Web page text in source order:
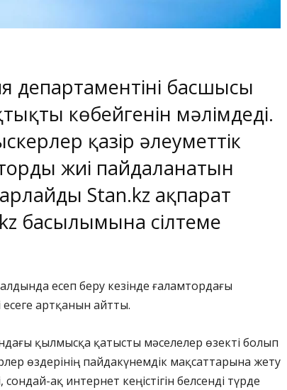
басшысы
көбейгенін мәлімдеді.
қазір әлеуметтік
жиі пайдаланатын
Stan.kz ақпарат
басылымына сілтеме
есеп беру кезінде ғаламтордағы
есеге артқанын айтты.
қылмысқа қатысты мәселелер өзекті болып
өздерінің пайдакүнемдік мақсаттарына жету
ақ интернет кеңістігін белсенді түрде